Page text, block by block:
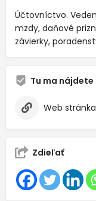
Účtovníctvo.
mzdy, daňové
závierky,
Tu ma nájdete
Web stránka
Zdieľať